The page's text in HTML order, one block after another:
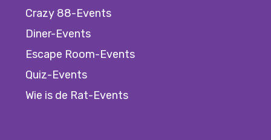
Crazy 88-Events
Diner-Events
Escape Room-Events
Quiz-Events
Wie is de Rat-Events